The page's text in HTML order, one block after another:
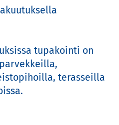
tupakointi on
terasseilla